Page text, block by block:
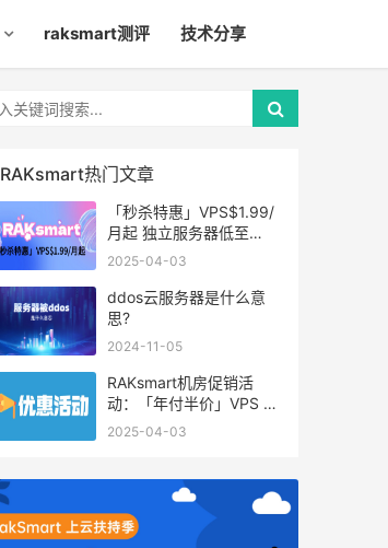
raksmart测评 技术分享
RAKsmart热门文章
「秒杀特惠」VPS$1.99/
月起 独立服务器低至
$49/月起
2025-04-03
ddos云服务器是什么意
思?
2024-11-05
RAKsmart机房促销活
动：「年付半价」VPS 云
服务器仅$19.6/年起
2025-04-03